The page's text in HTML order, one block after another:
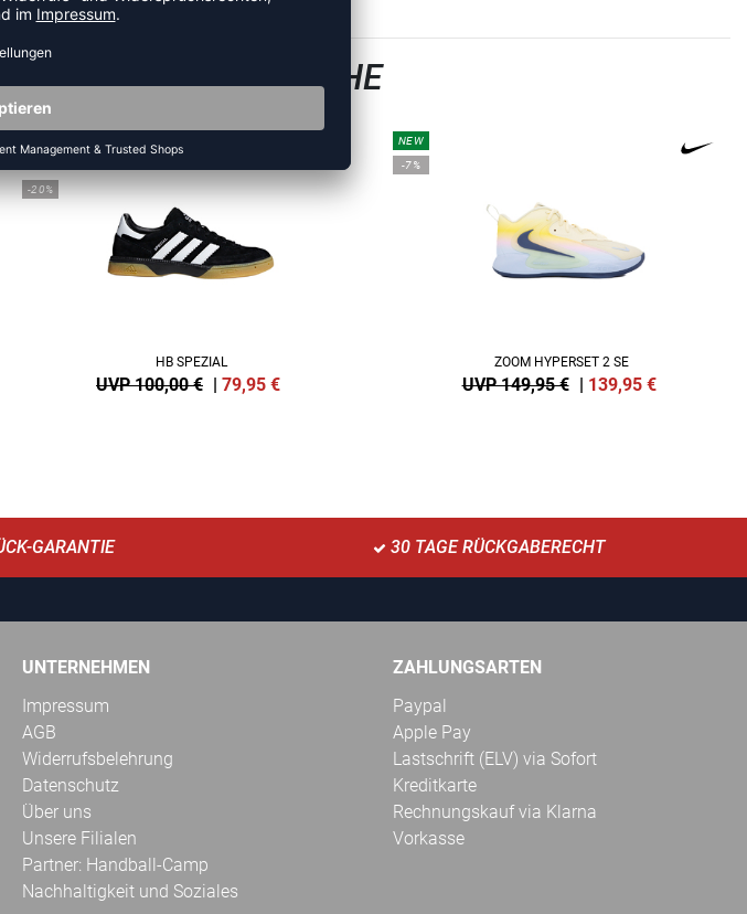
HANDBALLSCHUHE
-20%
HB SPEZIAL
UVP 100,00 € | 79,95 €
NEW
-7%
ZOOM HYPERSET 2 SE
UVP 149,95 € | 139,95 €
GARANTIE 30 TAGE RÜCKGABERECHT
UNTERNEHMEN
Impressum
AGB
Widerrufsbelehrung
Datenschutz
Über uns
Unsere Filialen
Partner: Handball-Camp
Nachhaltigkeit und Soziales
ZAHLUNGSARTEN
Paypal
Apple Pay
Lastschrift (ELV) via Sofort
Kreditkarte
Rechnungskauf via Klarna
Vorkasse